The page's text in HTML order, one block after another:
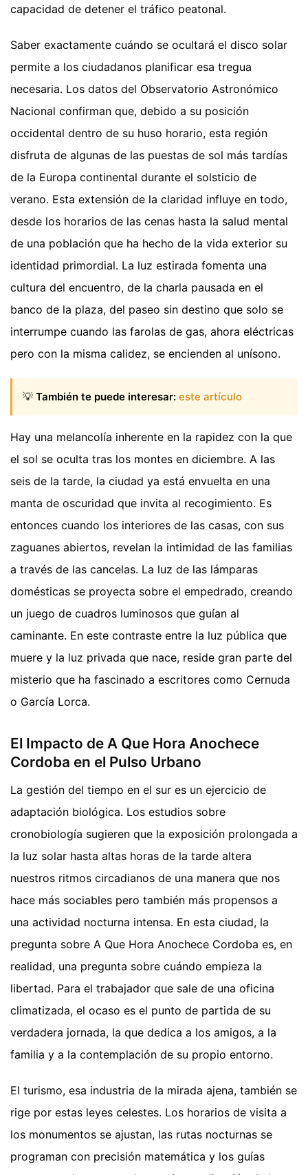
capacidad de detener el tráfico peatonal.
Saber exactamente cuándo se ocultará el disco solar
permite a los ciudadanos planificar esa tregua
necesaria. Los datos del Observatorio Astronómico
Nacional confirman que, debido a su posición
occidental dentro de su huso horario, esta región
disfruta de algunas de las puestas de sol más tardías
de la Europa continental durante el solsticio de
verano. Esta extensión de la claridad influye en todo,
desde los horarios de las cenas hasta la salud mental
de una población que ha hecho de la vida exterior su
identidad primordial. La luz estirada fomenta una
cultura del encuentro, de la charla pausada en el
banco de la plaza, del paseo sin destino que solo se
interrumpe cuando las farolas de gas, ahora eléctricas
pero con la misma calidez, se encienden al unísono.
💡 También te puede interesar: este artículo
Hay una melancolía inherente en la rapidez con la que
el sol se oculta tras los montes en diciembre. A las
seis de la tarde, la ciudad ya está envuelta en una
manta de oscuridad que invita al recogimiento. Es
entonces cuando los interiores de las casas, con sus
zaguanes abiertos, revelan la intimidad de las familias
a través de las cancelas. La luz de las lámparas
domésticas se proyecta sobre el empedrado, creando
un juego de cuadros luminosos que guían al
caminante. En este contraste entre la luz pública que
muere y la luz privada que nace, reside gran parte del
misterio que ha fascinado a escritores como Cernuda
o García Lorca.
El Impacto de A Que Hora Anochece
Cordoba en el Pulso Urbano
La gestión del tiempo en el sur es un ejercicio de
adaptación biológica. Los estudios sobre
cronobiología sugieren que la exposición prolongada a
la luz solar hasta altas horas de la tarde altera
nuestros ritmos circadianos de una manera que nos
hace más sociables pero también más propensos a
una actividad nocturna intensa. En esta ciudad, la
pregunta sobre A Que Hora Anochece Cordoba es, en
realidad, una pregunta sobre cuándo empieza la
libertad. Para el trabajador que sale de una oficina
climatizada, el ocaso es el punto de partida de su
verdadera jornada, la que dedica a los amigos, a la
familia y a la contemplación de su propio entorno.
El turismo, esa industria de la mirada ajena, también se
rige por estas leyes celestes. Los horarios de visita a
los monumentos se ajustan, las rutas nocturnas se
programan con precisión matemática y los guías